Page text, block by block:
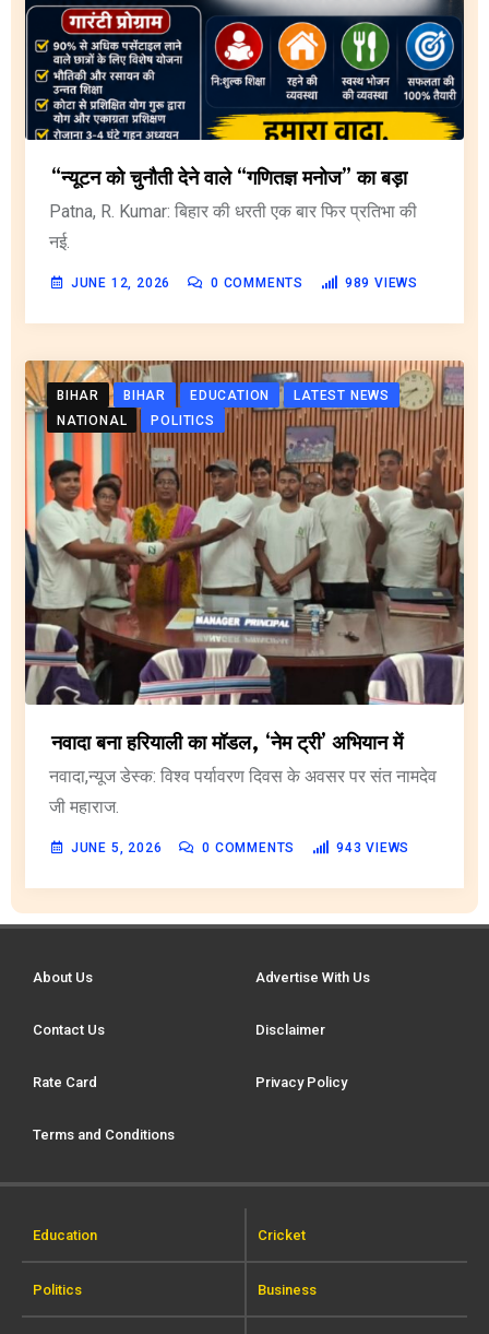
“न्यूटन को चुनौती देने वाले “गणितज्ञ मनोज” का बड़ा
Patna, R. Kumar: बिहार की धरती एक बार फिर प्रतिभा की
नई.
JUNE 12, 2026 0 COMMENTS 989 VIEWS
BIHAR BIHAR EDUCATION
LATEST NEWS
NATIONAL
POLITICS
नवादा बना हरियाली का मॉडल, ‘नेम ट्री’ अभियान में
नवादा,न्यूज डेस्क: विश्व पर्यावरण दिवस के अवसर पर संत नामदेव
जी महाराज.
JUNE 5, 2026 0 COMMENTS 943 VIEWS
About Us Advertise With Us
Contact Us Disclaimer
Rate Card Privacy Policy
Terms and Conditions
Education Cricket
Politics Business